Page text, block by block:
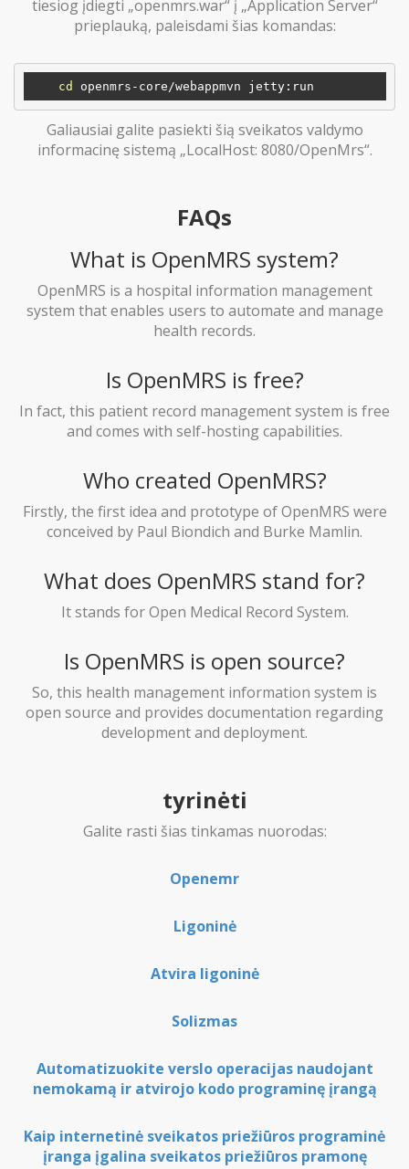
tiesiog įdiegti „openmrs.war“ į „Application Server“
prieplauką, paleisdami šias komandas:
cd
Galiausiai galite pasiekti šią sveikatos valdymo
informacinę sistemą „LocalHost: 8080/OpenMrs“.
FAQs
What is OpenMRS system?
OpenMRS is a hospital information management
system that enables users to automate and manage
health records.
Is OpenMRS is free?
In fact, this patient record management system is free
and comes with self-hosting capabilities.
Who created OpenMRS?
Firstly, the first idea and prototype of OpenMRS were
conceived by Paul Biondich and Burke Mamlin.
What does OpenMRS stand for?
It stands for Open Medical Record System.
Is OpenMRS is open source?
So, this health management information system is
open source and provides documentation regarding
development and deployment.
tyrinėti
Galite rasti šias tinkamas nuorodas:
Openemr
Ligoninė
Atvira ligoninė
Solizmas
Automatizuokite verslo operacijas naudojant
nemokamą ir atvirojo kodo programinę įrangą
Kaip internetinė sveikatos priežiūros programinė
įranga įgalina sveikatos priežiūros pramonę